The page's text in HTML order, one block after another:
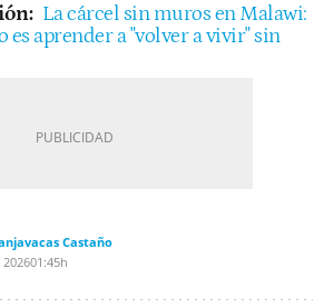
La cárcel sin muros en Malawi:
es aprender a "volver a vivir" sin
Castaño
01:45h